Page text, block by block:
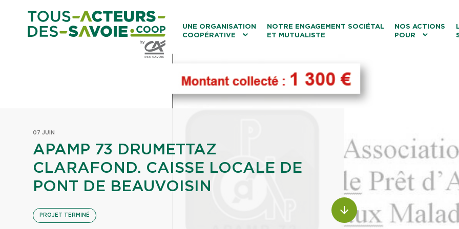
UNE ORGANISATION
COOPÉRATIVE
NOTRE ENGAGEMENT SOCIÉTAL
ET MUTUALISTE
NOS ACTIONS
POUR
07 JUIN
APAMP 73 DRUMETTAZ
CLARAFOND. CAISSE LOCALE DE
PONT DE BEAUVOISIN
PROJET TERMINÉ